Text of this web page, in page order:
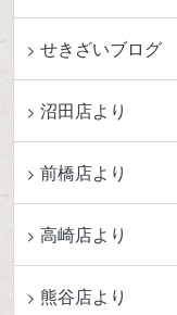
せきざいブログ
沼田店より
前橋店より
高崎店より
熊谷店より